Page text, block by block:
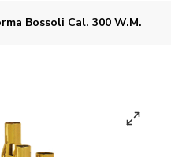
Bossoli Cal. 300 W.M.